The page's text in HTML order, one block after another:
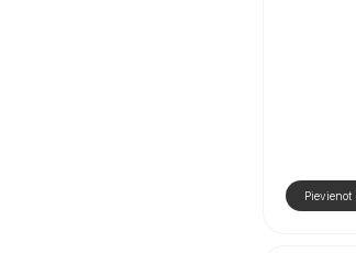
Pievienot